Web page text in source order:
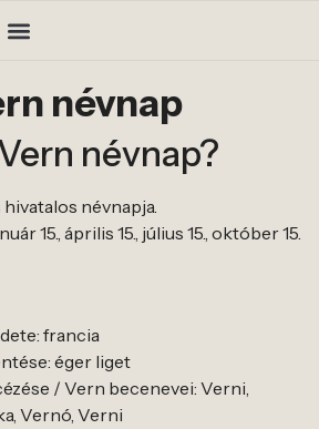
névnap
névnap?
névnapja.
15., április 15., július 15., október 15.
francia
éger liget
/ Vern becenevei: Verni,
Vernó, Verni